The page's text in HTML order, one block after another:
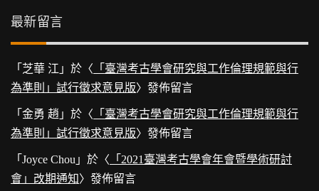
最新留言
「 芝華 江 」於〈 「臺灣考古學會研究與工作倫理規範與行
為準則」試行徵求意見版〉發佈留言
「 金勇 趙 」於〈 「臺灣考古學會研究與工作倫理規範與行
為準則」試行徵求意見版〉發佈留言
「 Joyce Chou 」於〈 「2021臺灣考古學會年會暨學術研討
會」改期通知〉發佈留言